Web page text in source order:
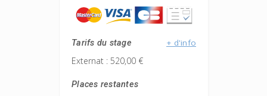
Tarifs du stage + d'info
Externat : 520,00 €
Places restantes